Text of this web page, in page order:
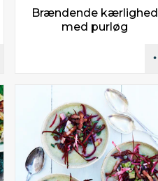
Brændende kærlighed
med purløg